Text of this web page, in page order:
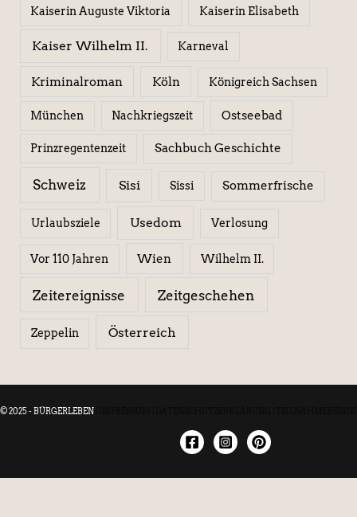
Kaiserin Auguste Viktoria Kaiserin Elisabeth
Kaiser Wilhelm II. Karneval
Kriminalroman Köln Königreich Sachsen
München Nachkriegszeit Ostseebad
Prinzregentenzeit Sachbuch Geschichte
Schweiz Sisi Sissi Sommerfrische
Urlaubsziele Usedom Verlosung
Vor 110 Jahren Wien Wilhelm II.
Zeitereignisse Zeitgeschehen
Zeppelin Österreich
© 2025 - BÜRGERLEBEN